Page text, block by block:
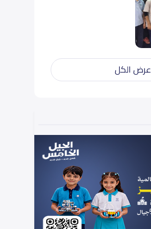
عرض الكل